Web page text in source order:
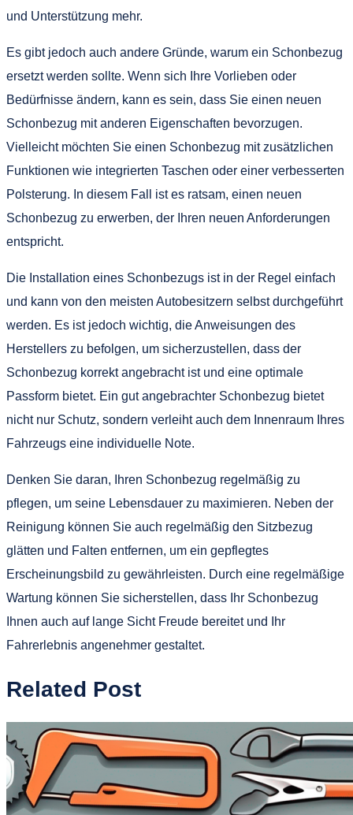
und Unterstützung mehr.
Es gibt jedoch auch andere Gründe, warum ein Schonbezug
ersetzt werden sollte. Wenn sich Ihre Vorlieben oder
Bedürfnisse ändern, kann es sein, dass Sie einen neuen
Schonbezug mit anderen Eigenschaften bevorzugen.
Vielleicht möchten Sie einen Schonbezug mit zusätzlichen
Funktionen wie integrierten Taschen oder einer verbesserten
Polsterung. In diesem Fall ist es ratsam, einen neuen
Schonbezug zu erwerben, der Ihren neuen Anforderungen
entspricht.
Die Installation eines Schonbezugs ist in der Regel einfach
und kann von den meisten Autobesitzern selbst durchgeführt
werden. Es ist jedoch wichtig, die Anweisungen des
Herstellers zu befolgen, um sicherzustellen, dass der
Schonbezug korrekt angebracht ist und eine optimale
Passform bietet. Ein gut angebrachter Schonbezug bietet
nicht nur Schutz, sondern verleiht auch dem Innenraum Ihres
Fahrzeugs eine individuelle Note.
Denken Sie daran, Ihren Schonbezug regelmäßig zu
pflegen, um seine Lebensdauer zu maximieren. Neben der
Reinigung können Sie auch regelmäßig den Sitzbezug
glätten und Falten entfernen, um ein gepflegtes
Erscheinungsbild zu gewährleisten. Durch eine regelmäßige
Wartung können Sie sicherstellen, dass Ihr Schonbezug
Ihnen auch auf lange Sicht Freude bereitet und Ihr
Fahrerlebnis angenehmer gestaltet.
Related Post